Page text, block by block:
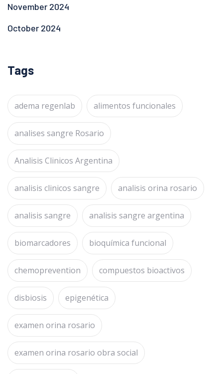
November 2024
October 2024
Tags
adema regenlab alimentos funcionales
analises sangre Rosario
Analisis Clinicos Argentina
analisis clinicos sangre analisis orina rosario
analisis sangre analisis sangre argentina
biomarcadores bioquímica funcional
chemoprevention compuestos bioactivos
disbiosis epigenética
examen orina rosario
examen orina rosario obra social